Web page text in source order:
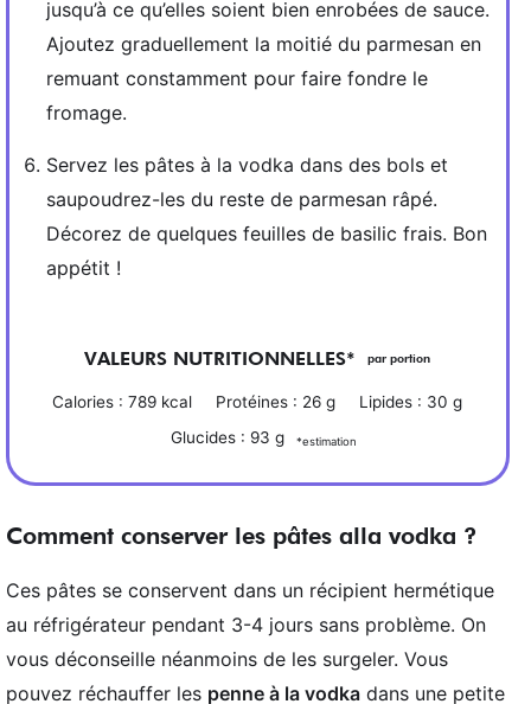
jusqu’à ce qu’elles soient bien enrobées de sauce.
Ajoutez graduellement la moitié du parmesan en
remuant constamment pour faire fondre le
fromage.
Servez les pâtes à la vodka dans des bols et
saupoudrez-les du reste de parmesan râpé.
Décorez de quelques feuilles de basilic frais. Bon
appétit !
VALEURS NUTRITIONNELLES* par portion
Calories :789 kcal Protéines : 26 g Lipides : 30 g
Glucides : 93 g *estimation
Comment conserver les pâtes alla vodka ?
Ces pâtes se conservent dans un récipient hermétique
au réfrigérateur pendant 3-4 jours sans problème. On
vous déconseille néanmoins de les surgeler. Vous
pouvez réchauffer les penne à la vodka dans une petite